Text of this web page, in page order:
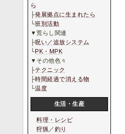
ら
├発展拠点に生まれたら
└班別活動
▼荒らし関連
├呪い／追放システム
└PK・MPK
▼その他色々
├テクニック
├時間経過で消える物
└温度
生活・生産
料理・レシピ
狩猟 ／ 釣り